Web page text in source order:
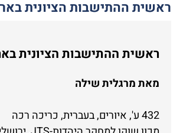
ראשית ההתישבות הציונית
ראשית ההתישבות הציונית
מאת מרגלית שילה
432 ע', איורים, בעברית, כריכה רכה